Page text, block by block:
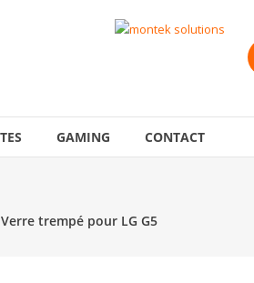
GAMING CONTACT
trempé pour LG G5